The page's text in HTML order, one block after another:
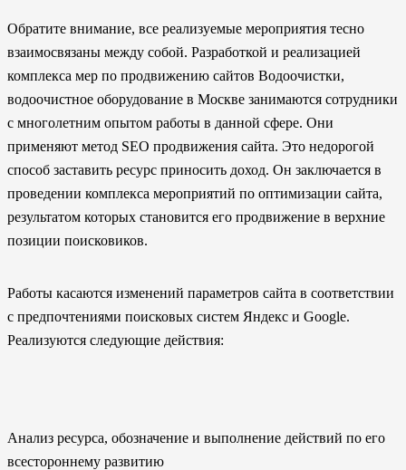
Обратите внимание, все реализуемые мероприятия тесно
взаимосвязаны между собой. Разработкой и реализацией
комплекса мер по продвижению сайтов Водоочистки,
водоочистное оборудование в Москве занимаются сотрудники
с многолетним опытом работы в данной сфере. Они
применяют метод SEO продвижения сайта. Это недорогой
способ заставить ресурс приносить доход. Он заключается в
проведении комплекса мероприятий по оптимизации сайта,
результатом которых становится его продвижение в верхние
позиции поисковиков.
Работы касаются изменений параметров сайта в соответствии
с предпочтениями поисковых систем Яндекс и Google.
Реализуются следующие действия:
Анализ ресурса, обозначение и выполнение действий по его
всестороннему развитию